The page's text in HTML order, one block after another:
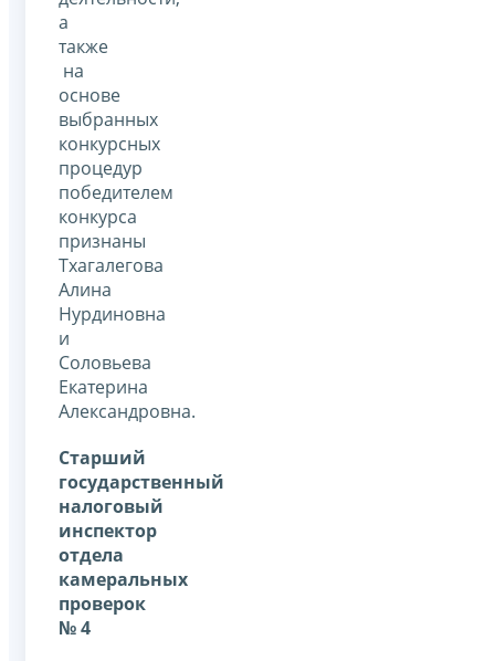
а
также
на
основе
выбранных
конкурсных
процедур
победителем
конкурса
признаны
Тхагалегова
Алина
Нурдиновна
и
Соловьева
Екатерина
Александровна.
Старший
государственный
налоговый
инспектор
отдела
камеральных
проверок
№ 4